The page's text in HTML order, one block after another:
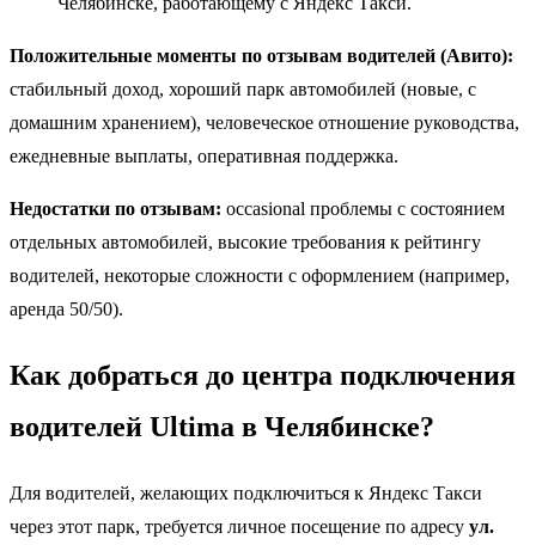
Положительные моменты по отзывам водителей (Авито):
стабильный доход, хороший парк автомобилей (новые, с
домашним хранением), человеческое отношение руководства,
ежедневные выплаты, оперативная поддержка.
Недостатки по отзывам: occasional проблемы с состоянием
отдельных автомобилей, высокие требования к рейтингу
водителей, некоторые сложности с оформлением (например,
аренда 50/50).
Как добраться до центра подключения
водителей Ultima в Челябинске?
Для водителей, желающих подключиться к Яндекс Такси
через этот парк, требуется личное посещение по адресу ул.